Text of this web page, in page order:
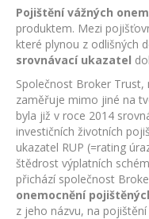
Pojištění vážných
produktem. Mezi
které plynou z odlišných
srovnávací ukazatel
Společnost Broker Trust,
zaměřuje mimo jiné na
byla již v roce 2014
investičních životních
ukazatel RUP (=rating
štědrost výplatních
přichází společnost
onemocnění
z jeho názvu, na